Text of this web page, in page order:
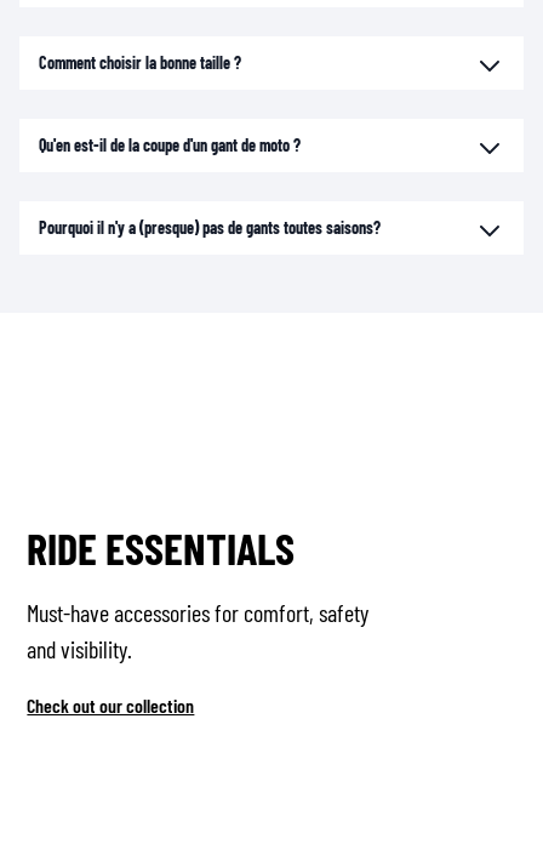
Comment choisir la bonne taille ?
Qu'en est-il de la coupe d'un gant de moto ?
Pourquoi il n'y a (presque) pas de gants toutes saisons?
RIDE ESSENTIALS
Must-have accessories for comfort, safety
and visibility.
Check out our collection